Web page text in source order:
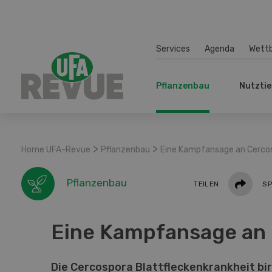
Services Agenda
Pflanzenbau
Home UFA-Revue > Pflanzenbau > Eine Kampfansage an
Pflanzenbau TEILEN Teilen
Eine Kampfansage
Die Cercospora Blattfleckenkrankheit